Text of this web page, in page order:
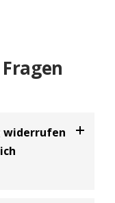
widerrufen